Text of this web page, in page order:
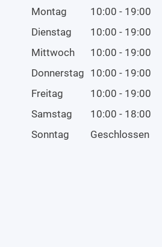
Montag
10:00 - 19:00
Dienstag
10:00 - 19:00
Mittwoch
10:00 - 19:00
Donnerstag 10:00 - 19:00
Freitag
10:00 - 19:00
Samstag
10:00 - 18:00
Sonntag
Geschlossen